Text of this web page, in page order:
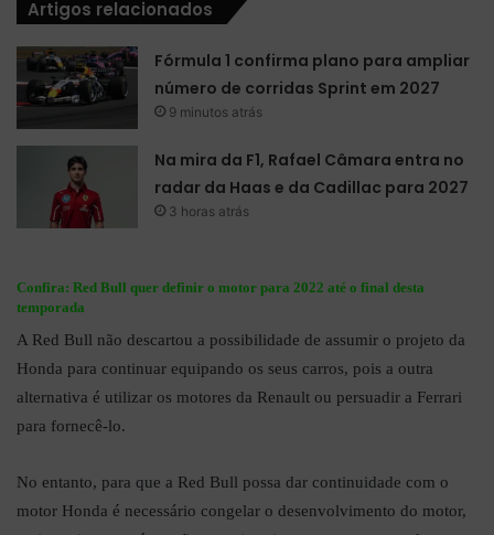
Artigos relacionados
Fórmula 1 confirma plano para ampliar
número de corridas Sprint em 2027
9 minutos atrás
Na mira da F1, Rafael Câmara entra no
radar da Haas e da Cadillac para 2027
3 horas atrás
Confira: Red Bull quer definir o motor para 2022 até o final desta
temporada
A Red Bull não descartou a possibilidade de assumir o projeto da
Honda para continuar equipando os seus carros, pois a outra
alternativa é utilizar os motores da Renault ou persuadir a Ferrari
para fornecê-lo.
No entanto, para que a Red Bull possa dar continuidade com o
motor Honda é necessário congelar o desenvolvimento do motor,